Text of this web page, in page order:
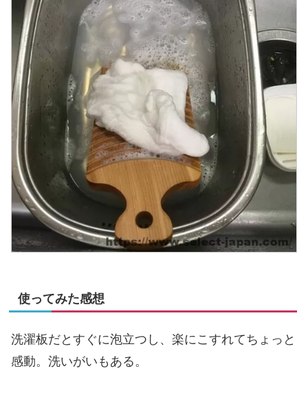
使ってみた感想
洗濯板だとすぐに泡立つし、楽にこすれてちょっと
感動。洗いがいもある。